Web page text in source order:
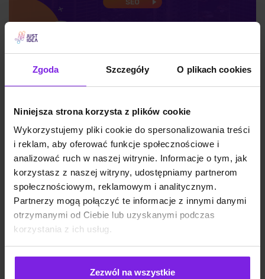
Zgoda Szczegóły O plikach cookies
Niniejsza strona korzysta z plików cookie
Wykorzystujemy pliki cookie do spersonalizowania treści
i reklam, aby oferować funkcje społecznościowe i
analizować ruch w naszej witrynie. Informacje o tym, jak
korzystasz z naszej witryny, udostępniamy partnerom
społecznościowym, reklamowym i analitycznym.
Partnerzy mogą połączyć te informacje z innymi danymi
otrzymanymi od Ciebie lub uzyskanymi podczas
korzystania z ich usług.
Zezwól na wszystkie
Google Discover: czym jest i jak działa?